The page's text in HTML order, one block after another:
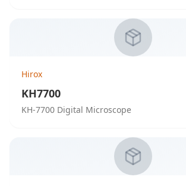
Hirox
KH7700
KH-7700 Digital Microscope